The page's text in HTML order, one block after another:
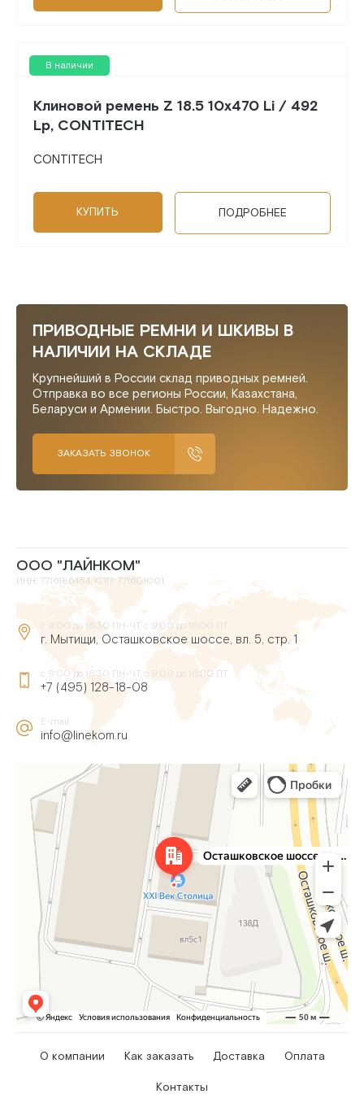
В наличии
Клиновой ремень Z 18.5 10x470 Li / 492
Lp, CONTITECH
CONTITECH
КУПИТЬ ПОДРОБНЕЕ
ПРИВОДНЫЕ РЕМНИ И ШКИВЫ В
НАЛИЧИИ НА СКЛАДЕ
Крупнейший в России склад приводных ремней.
Отправка во все регионы России, Казахстана,
Беларуси и Армении. Быстро. Выгодно. Надежно.
ЗАКАЗАТЬ ЗВОНОК
ООО "ЛАЙНКОМ"
ИНН: 7716186454, КПП: 771601001
с 9:00 до 16:30 ПН-ЧТ, с 9:00 до 16:00 ПТ
г. Мытищи, Осташковское шоссе, вл. 5, стр. 1
с 9:00 до 16:30 ПН-ЧТ, с 9:00 до 16:00 ПТ
+7 (495) 128-18-08
E-mail
info@linekom.ru
О компании Как заказать Доставка Оплата
Контакты